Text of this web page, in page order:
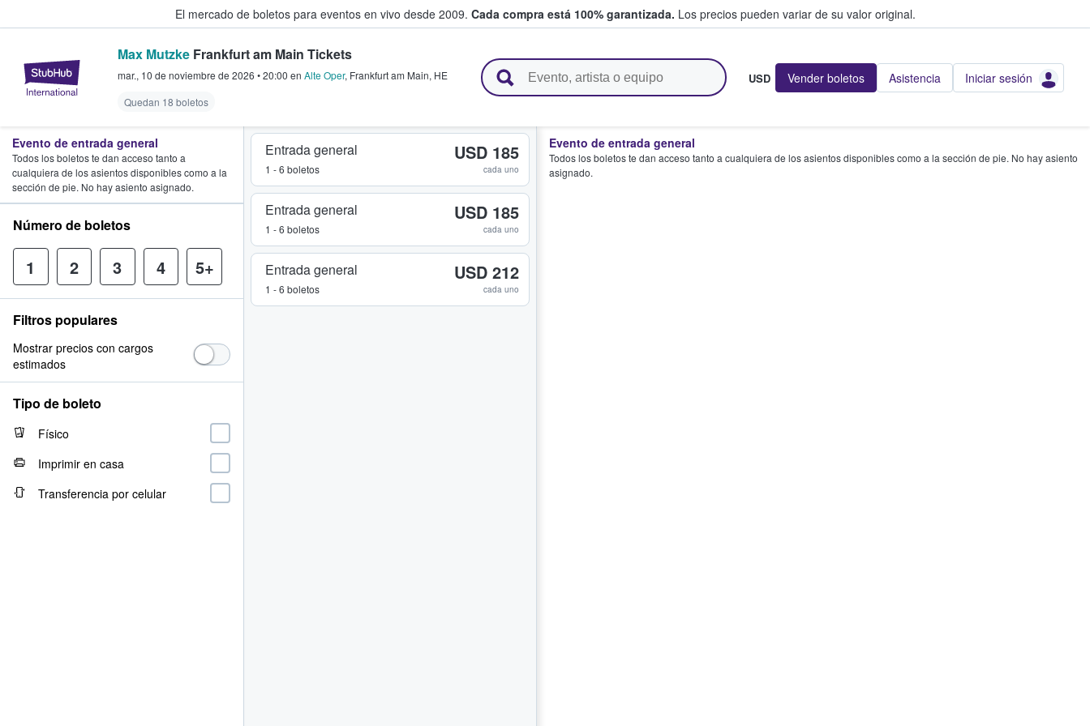
El mercado de boletos para eventos en vivo desde 2009. Cada compra está 100% garantizada. Los precios pueden variar de su valor original.
StubHub: donde los fans compran y venden boletos
Max Mutzke Frankfurt am Main Tickets
mar., 10 de noviembre de 2026 •20:00 en Alte Oper, Frankfurt am Main, HE
Quedan 18 boletos
USD Vender boletos Asistencia Iniciar sesión
Entrada general
1 - 6 boletos
USD 185
cada uno
Entrada general
1 - 6 boletos
USD 185
cada uno
Entrada general
1 - 6 boletos
USD 212
cada uno
Evento de entrada general
Todos los boletos te dan acceso tanto a cualquiera de los asientos disponibles como a la sección de pie. No hay asiento
asignado.
Evento de entrada general
Todos los boletos te dan acceso tanto a
cualquiera de los asientos disponibles como a la
sección de pie. No hay asiento asignado.
Número de boletos
1 2 3 4 5+
Filtros populares
Mostrar precios con cargos
estimados
Tipo de boleto
Físico
Imprimir en casa
Transferencia por celular